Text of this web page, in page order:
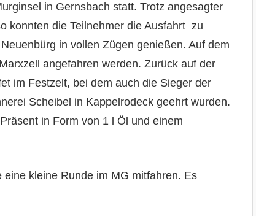
in Gernsbach statt. Trotz angesagter
konnten die Teilnehmer die Ausfahrt zu
in vollen Zügen genießen. Auf dem
angefahren werden. Zurück auf der
im Festzelt, bei dem auch die Sieger der
Scheibel in Kappelrodeck geehrt wurden.
in Form von 1 l Öl und einem
kleine Runde im MG mitfahren. Es